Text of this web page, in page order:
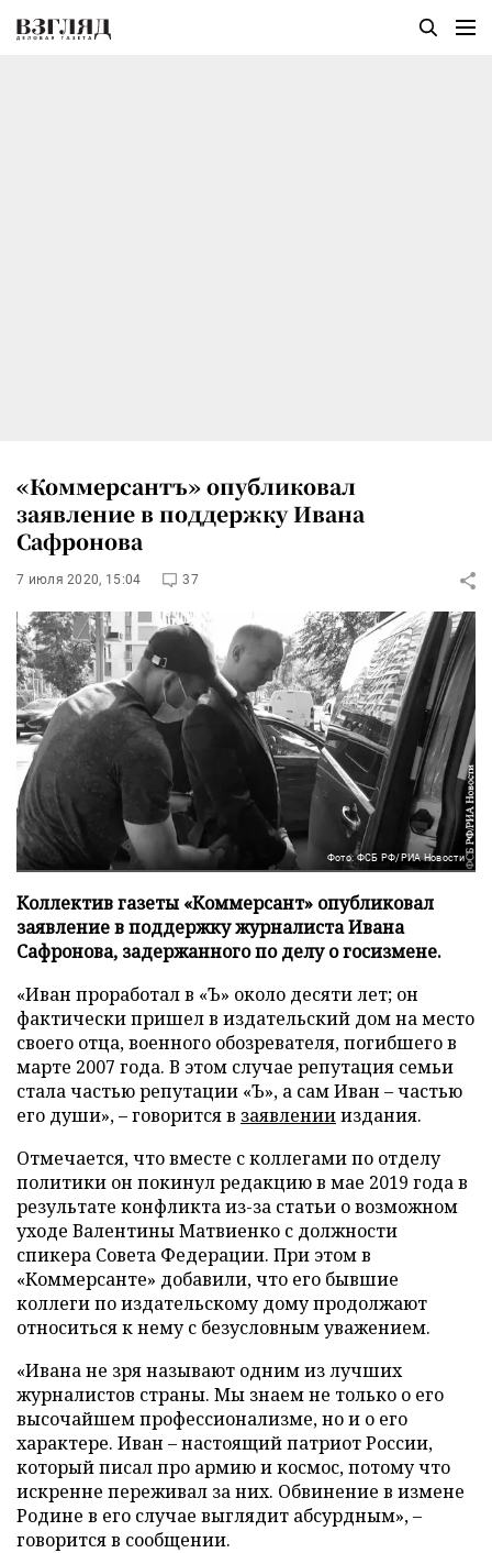
«Коммерсантъ» опубликовал
заявление в поддержку Ивана
Сафронова
7 июля 2020, 15:04 37
Фото: ФСБ РФ/РИА Новости
Коллектив газеты «Коммерсант» опубликовал
заявление в поддержку журналиста Ивана
Сафронова, задержанного по делу о госизмене.
«Иван проработал в «Ъ» около десяти лет; он
фактически пришел в издательский дом на место
своего отца, военного обозревателя, погибшего в
марте 2007 года. В этом случае репутация семьи
стала частью репутации «Ъ», а сам Иван – частью
его души», – говорится в заявлениииздания.
Отмечается, что вместе с коллегами по отделу
политики он покинул редакцию в мае 2019 года в
результате конфликта из-за статьи о возможном
уходе Валентины Матвиенко с должности
спикера Совета Федерации. При этом в
«Коммерсанте» добавили, что его бывшие
коллеги по издательскому дому продолжают
относиться к нему с безусловным уважением.
«Ивана не зря называют одним из лучших
журналистов страны. Мы знаем не только о его
высочайшем профессионализме, но и о его
характере. Иван – настоящий патриот России,
который писал про армию и космос, потому что
искренне переживал за них. Обвинение в измене
Родине в его случае выглядит абсурдным», –
говорится в сообщении.